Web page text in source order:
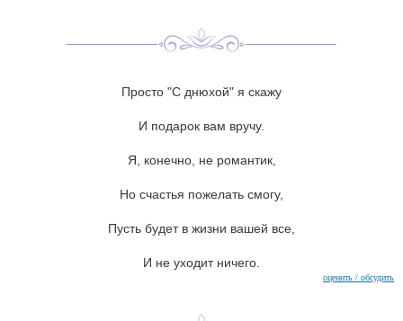
Просто "С днюхой" я скажу
И подарок вам вручу.
Я, конечно, не романтик,
Но счастья пожелать смогу,
Пусть будет в жизни вашей все,
И не уходит ничего.
оценить / обсудить